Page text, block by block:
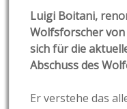
Luigi Boitani,
Wolfsforscher
sich für die
Abschuss des
Er verstehe das